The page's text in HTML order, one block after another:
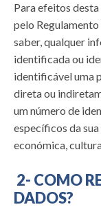
Para efeitos
pelo
saber, qualquer
identificada ou
identificável uma
direta ou
um número de
específicos da
económica,
2- COMO
DADOS?